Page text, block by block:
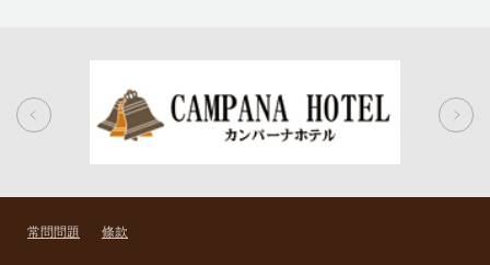
常問問題 條款